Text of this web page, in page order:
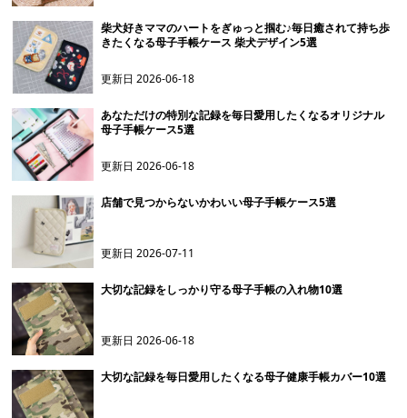
柴犬好きママのハートをぎゅっと掴む♪毎日癒されて持ち歩
きたくなる母子手帳ケース 柴犬デザイン5選
更新日2026-06-18
あなただけの特別な記録を毎日愛用したくなるオリジナル
母子手帳ケース5選
更新日2026-06-18
店舗で見つからないかわいい母子手帳ケース5選
更新日2026-07-11
大切な記録をしっかり守る母子手帳の入れ物10選
更新日2026-06-18
大切な記録を毎日愛用したくなる母子健康手帳カバー10選